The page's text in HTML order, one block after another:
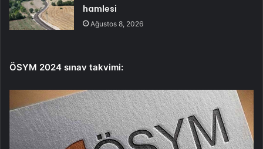
hamlesi
Ağustos 8, 2026
ÖSYM 2024 sınav takvimi: